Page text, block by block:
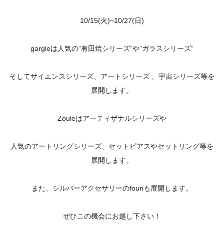
10/15(火)~10/27(日)
gargleは人気の”有田焼シリーズ”や”ガラスシリーズ”
そしてサイエンスシリーズ、アートシリーズ 、宇宙シリーズ等を
展開します。
Zouleはアーティザナルシリーズや
人気のアートリングシリーズ、セットピアスやセットリング等を
展開します。
また、シルバーアクセサリーのfounも展開します。
ぜひこの機会にお越し下さい！